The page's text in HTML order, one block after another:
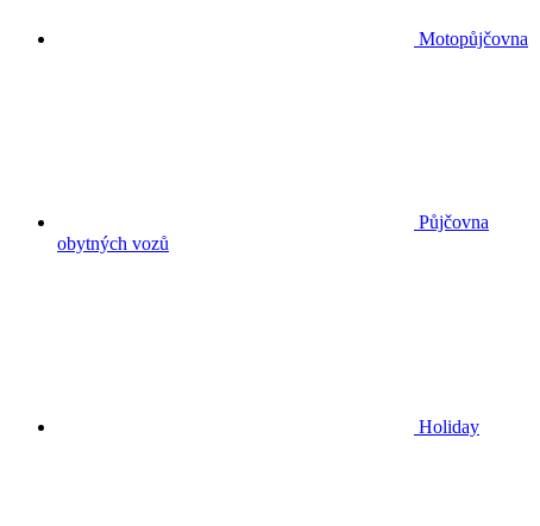
Motopůjčovna
Půjčovna
obytných vozů
Holiday